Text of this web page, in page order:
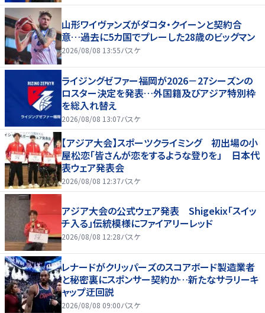
山形ワイヴァンズがダコタ・クイーンと契約合
意…過去に5カ国でプレーした28歳のビッグマン
2026/08/08 13:55バスケ
ライジングゼファー福岡が2026－27シーズンの
ロスター決定を発表…外国籍及びアジア特別枠
を総入れ替え
2026/08/08 13:07バスケ
【アジア大会】スポーツクライミング 初出場の小
屋松恋「皆さんが恋をするような登りを」 日本代
表ウェア発表会
2026/08/08 12:37バスケ
アジア大会の公式ウェア発表 Shigekix「スイッ
チ入る」伝統模様にファイアリーレッド
2026/08/08 12:28バスケ
レナードがクリッパーズのスコアボード製造業者
と秘密裏にスポンサー契約か‬…新たなサラリーキ
ャップ迂回説
2026/08/08 09:00バスケ